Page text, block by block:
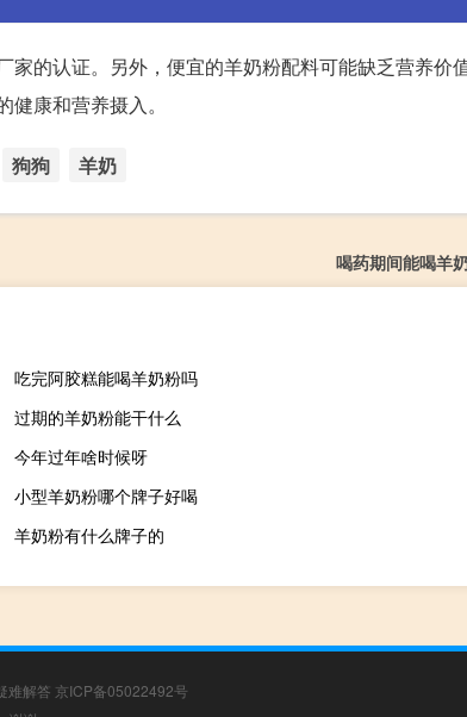
的认证。另外，便宜的羊奶粉配料可能缺乏营养价
康和营养摄入。
狗狗 羊奶
喝药期间能喝羊
吃完阿胶糕能喝羊奶粉吗
过期的羊奶粉能干什么
今年过年啥时候呀
小型羊奶粉哪个牌子好喝
羊奶粉有什么牌子的
难解答 京ICP备05022492号